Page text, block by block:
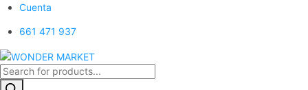
Cuenta
661 471 937